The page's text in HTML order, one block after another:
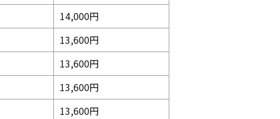
14,000円
13,600円
13,600円
13,600円
13,600円